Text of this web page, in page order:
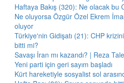
Haftaya Bakış (320): Ne olacak bu
Ne oluyorsa Özgür Özel Ekrem
oluyor
Türkiye'nin Gidişatı (21): CHP
bitti mi?
Savaşı İran mı kazandı? | Reza
Yeni parti için geri sayım başladı
Kürt hareketiyle sosyalist sol